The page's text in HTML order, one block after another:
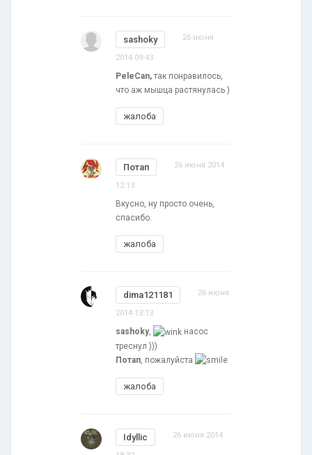
sashoky 26 июня
2014 09:43
PeleCan,так понравилось,
что аж мышца растянулась )
жалоба
Потап 26 июня 2014
12:13
Вкусно, ну просто очень,
спасибо.
жалоба
dima121181 26 июня
2014 13:13
sashoky,
насос
треснул )))
Потап , пожалуйста
жалоба
Idyllic 26 июня 2014